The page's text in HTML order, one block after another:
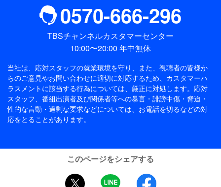
0570-666-296
TBSチャンネルカスタマーセンター
10:00〜20:00 年中無休
当社は、応対スタッフの就業環境を守り、また、視聴者の皆様か
らのご意見やお問い合わせに適切に対応するため、 カスタマーハ
ラスメントに該当する行為については、厳正に対処します。応対
スタッフ、番組出演者及び関係者等への暴言・誹謗中傷・脅迫・
性的な言動・過剰な要求などについては、お電話を切るなどの対
応をとることがあります。
このページをシェアする
twitter
LINE